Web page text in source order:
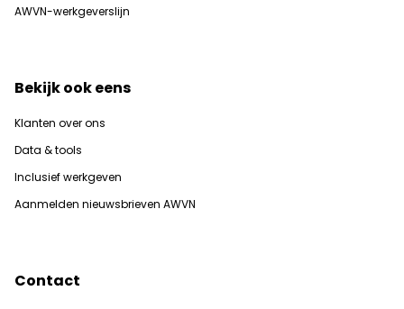
AWVN-werkgeverslijn
Bekijk ook eens
Klanten over ons
Data & tools
Inclusief werkgeven
Aanmelden nieuwsbrieven AWVN
Contact